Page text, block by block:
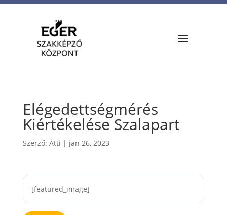
Elégedettségmérés
Kiértékelése Szalapart
Szerző: Atti | jan 26, 2023
[featured_image]